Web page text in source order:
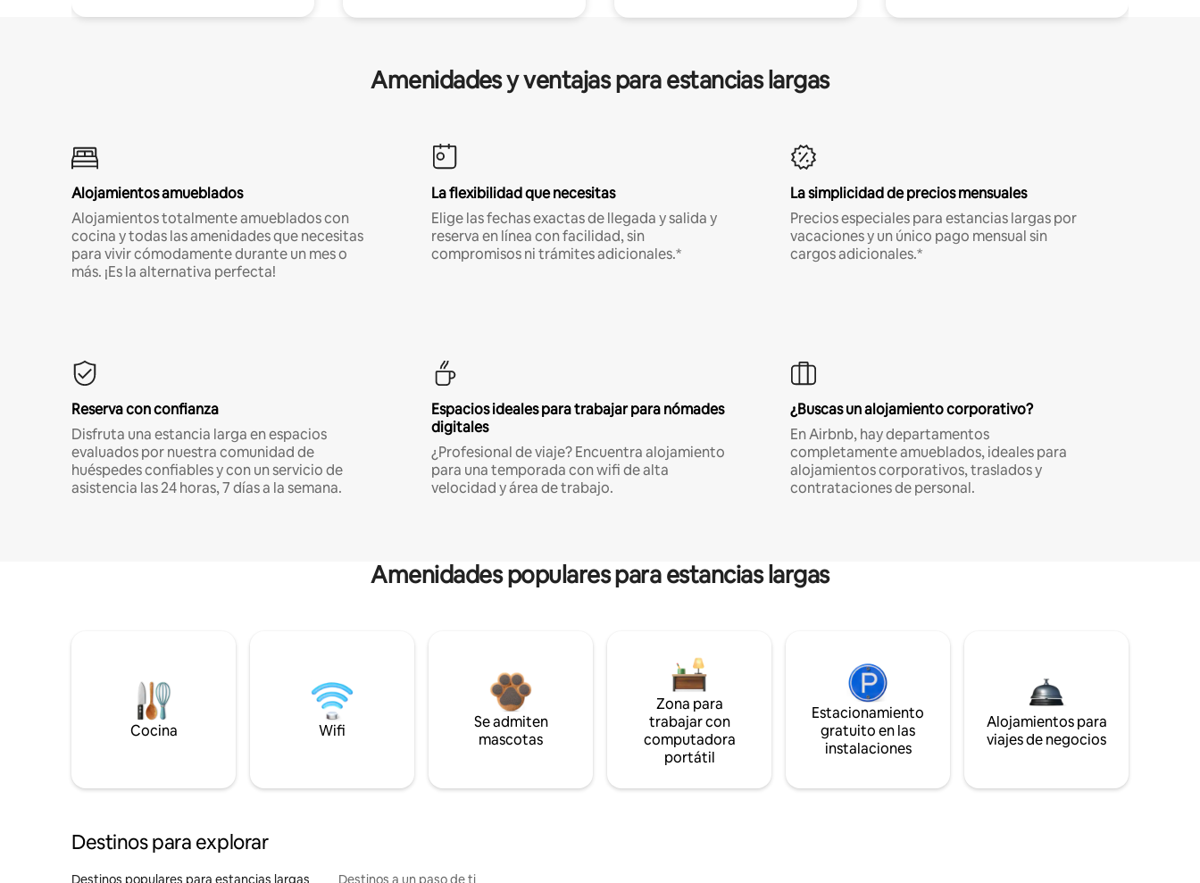
Amenidades y ventajas para estancias largas
Alojamientos amueblados
Alojamientos totalmente amueblados con
cocina y todas las amenidades que necesitas
para vivir cómodamente durante un mes o
más. ¡Es la alternativa perfecta!
La flexibilidad que necesitas
Elige las fechas exactas de llegada y salida y
reserva en línea con facilidad, sin
compromisos ni trámites adicionales.*
La simplicidad de precios mensuales
Precios especiales para estancias largas por
vacaciones y un único pago mensual sin
cargos adicionales.*
Reserva con confianza
Disfruta una estancia larga en espacios
evaluados por nuestra comunidad de
huéspedes confiables y con un servicio de
asistencia las 24 horas, 7 días a la semana.
Espacios ideales para trabajar para nómades
digitales
¿Profesional de viaje? Encuentra alojamiento
para una temporada con wifi de alta
velocidad y área de trabajo.
¿Buscas un alojamiento corporativo?
En Airbnb, hay departamentos
completamente amueblados, ideales para
alojamientos corporativos, traslados y
contrataciones de personal.
Amenidades populares para estancias largas
Cocina Wifi
Se admiten
mascotas
Zona para
trabajar con
computadora
portátil
Estacionamiento
gratuito en las
instalaciones
Alojamientos para
viajes de negocios
Destinos para explorar
Destinos populares para estancias largas Destinos a un paso de ti